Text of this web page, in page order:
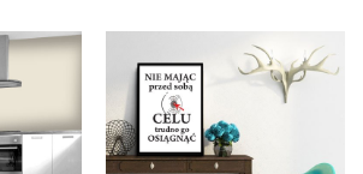
wiele
wariantów.
Opcje
można